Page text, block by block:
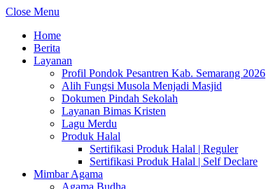
Close Menu
Home
Berita
Layanan
Profil Pondok Pesantren Kab. Semarang 2026
Alih Fungsi Musola Menjadi Masjid
Dokumen Pindah Sekolah
Layanan Bimas Kristen
Lagu Merdu
Produk Halal
Sertifikasi Produk Halal | Reguler
Sertifikasi Produk Halal | Self Declare
Mimbar Agama
Agama Budha